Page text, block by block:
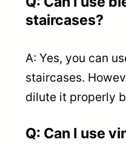
staircases?
A: Yes, you can
staircases.
dilute it properly
Q: Can I use